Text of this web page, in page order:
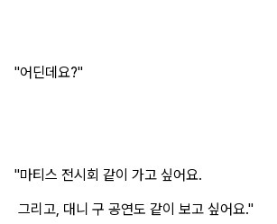
"어딘데요?"
"마티스 전시회 같이 가고 싶어요.
그리고, 대니 구 공연도 같이 보고 싶어요."